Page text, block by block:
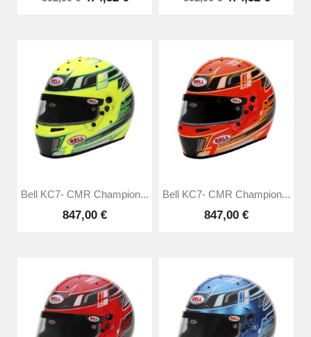
Bell KC7- CMR Champion...
847,00 €
Bell KC7- CMR Champion...
847,00 €